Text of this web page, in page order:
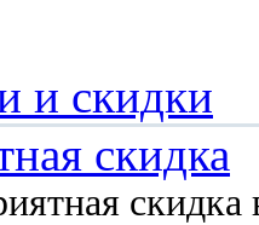
и скидки
скидка